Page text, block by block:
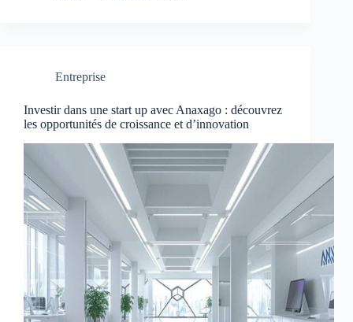
Entreprise
Investir dans une start up avec Anaxago : découvrez
les opportunités de croissance et d’innovation